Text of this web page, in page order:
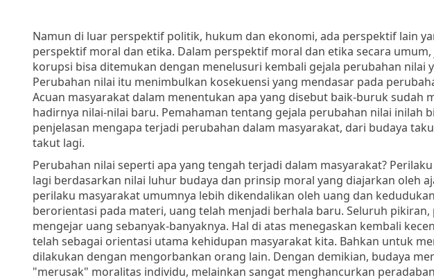
Namun di luar perspektif politik, hukum dan ekonomi, ada perspektif lain
perspektif moral dan etika. Dalam perspektif moral dan etika secara
korupsi bisa ditemukan dengan menelusuri kembali gejala perubahan nilai
Perubahan nilai itu menimbulkan kosekuensi yang mendasar pada
Acuan masyarakat dalam menentukan apa yang disebut baik-buruk sudah
hadirnya nilai-nilai baru. Pemahaman tentang gejala perubahan nilai inilah
penjelasan mengapa terjadi perubahan dalam masyarakat, dari budaya
takut lagi.
Perubahan nilai seperti apa yang tengah terjadi dalam masyarakat?
lagi berdasarkan nilai luhur budaya dan prinsip moral yang diajarkan oleh
perilaku masyarakat umumnya lebih dikendalikan oleh uang dan
berorientasi pada materi, uang telah menjadi berhala baru. Seluruh
mengejar uang sebanyak-banyaknya. Hal di atas menegaskan kembali
telah sebagai orientasi utama kehidupan masyarakat kita. Bahkan untuk
dilakukan dengan mengorbankan orang lain. Dengan demikian, budaya
"merusak" moralitas individu, melainkan sangat menghancurkan